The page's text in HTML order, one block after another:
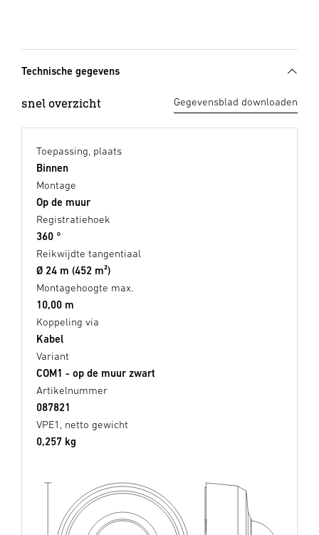
Technische gegevens
snel overzicht Gegevensblad downloaden
Toepassing, plaats
Binnen
Montage
Op de muur
Registratiehoek
360 °
Reikwijdte tangentiaal
Ø 24 m (452 m²)
Montagehoogte max.
10,00 m
Koppeling via
Kabel
Variant
COM1 - op de muur zwart
Artikelnummer
087821
VPE1, netto gewicht
0,257 kg